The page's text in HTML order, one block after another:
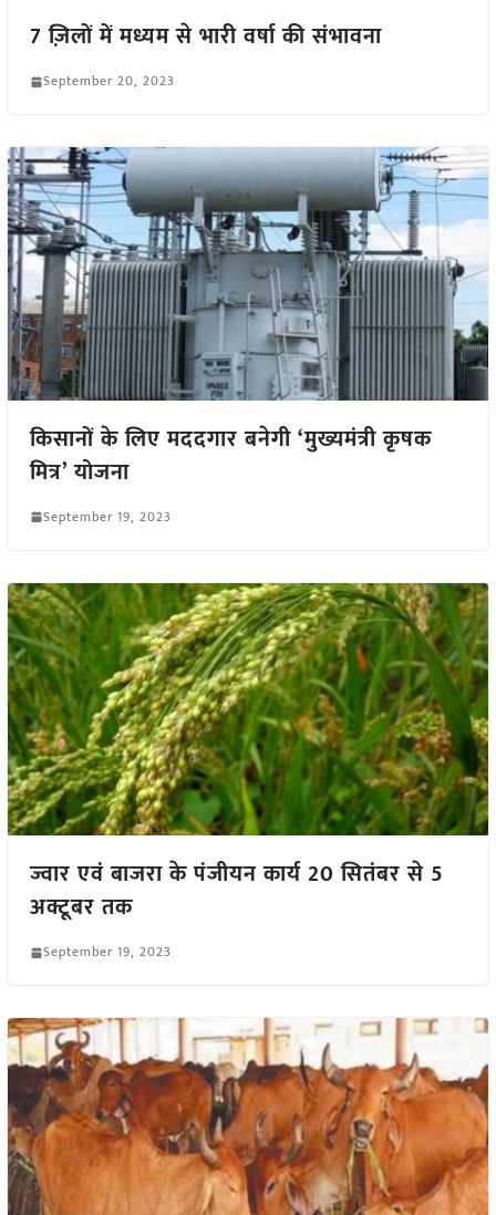
7 ज़िलों में मध्यम से भारी वर्षा की संभावना
September 20, 2023
किसानों के लिए मददगार बनेगी ‘मुख्यमंत्री कृषक
मित्र’ योजना
September 19, 2023
ज्वार एवं बाजरा के पंजीयन कार्य 20 सितंबर से 5
अक्टूबर तक
September 19, 2023